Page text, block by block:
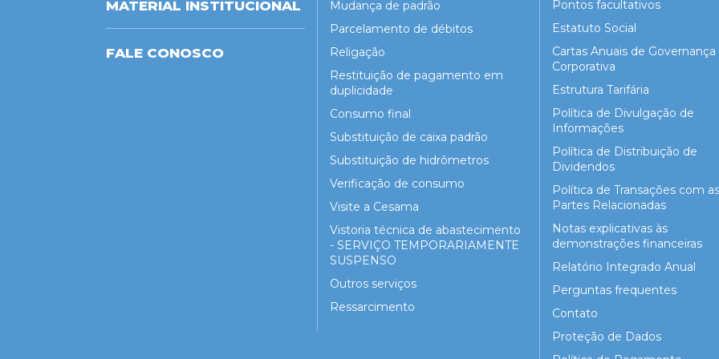
MATERIAL INSTITUCIONAL
FALE CONOSCO
Mudança de padrão
Parcelamento de débitos
Religação
Restituição de pagamento em
duplicidade
Consumo final
Substituição de caixa padrão
Substituição de hidrômetros
Verificação de consumo
Visite a Cesama
Vistoria técnica de abastecimento
- SERVIÇO TEMPORARIAMENTE
SUSPENSO
Outros serviços
Ressarcimento
Pontos facultativos
Estatuto Social
Cartas Anuais de Governança
Corporativa
Estrutura Tarifária
Política de Divulgação de
Informações
Política de Distribuição de
Dividendos
Política de Transações com as
Partes Relacionadas
Notas explicativas às
demonstrações financeiras
Relatório Integrado Anual
Perguntas frequentes
Contato
Proteção de Dados